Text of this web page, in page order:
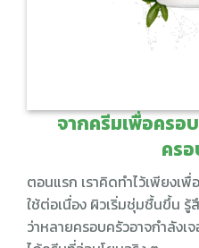
จากครีมเพื่อครอ
คร
ตอนแรก เราคิดทำไว้เพียง
ใช้ต่อเนื่อง ผิวเริ่มชุ่มชื้นขึ้น
ว่าหลายครอบครัวอาจกำลัง